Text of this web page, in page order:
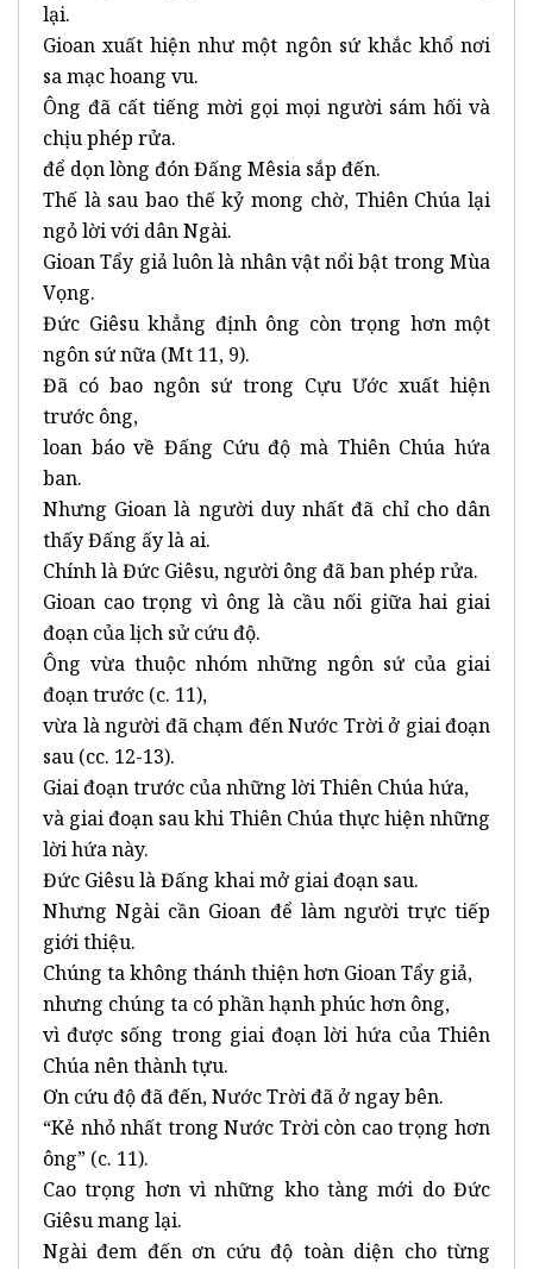
lại.
Gioan xuất hiện như một ngôn sứ khắc khổ nơi
sa mạc hoang vu.
Ông đã cất tiếng mời gọi mọi người sám hối và
chịu phép rửa.
để dọn lòng đón Đấng Mêsia sắp đến.
Thế là sau bao thế kỷ mong chờ, Thiên Chúa lại
ngỏ lời với dân Ngài.
Gioan Tẩy giả luôn là nhân vật nổi bật trong Mùa
Vọng.
Đức Giêsu khẳng định ông còn trọng hơn một
ngôn sứ nữa (Mt 11, 9).
Đã có bao ngôn sứ trong Cựu Ước xuất hiện
trước ông,
loan báo về Đấng Cứu độ mà Thiên Chúa hứa
ban.
Nhưng Gioan là người duy nhất đã chỉ cho dân
thấy Đấng ấy là ai.
Chính là Đức Giêsu, người ông đã ban phép rửa.
Gioan cao trọng vì ông là cầu nối giữa hai giai
đoạn của lịch sử cứu độ.
Ông vừa thuộc nhóm những ngôn sứ của giai
đoạn trước (c. 11),
vừa là người đã chạm đến Nước Trời ở giai đoạn
sau (cc. 12-13).
Giai đoạn trước của những lời Thiên Chúa hứa,
và giai đoạn sau khi Thiên Chúa thực hiện những
lời hứa này.
Đức Giêsu là Đấng khai mở giai đoạn sau.
Nhưng Ngài cần Gioan để làm người trực tiếp
giới thiệu.
Chúng ta không thánh thiện hơn Gioan Tẩy giả,
nhưng chúng ta có phần hạnh phúc hơn ông,
vì được sống trong giai đoạn lời hứa của Thiên
Chúa nên thành tựu.
Ơn cứu độ đã đến, Nước Trời đã ở ngay bên.
“Kẻ nhỏ nhất trong Nước Trời còn cao trọng hơn
ông” (c. 11).
Cao trọng hơn vì những kho tàng mới do Đức
Giêsu mang lại.
Ngài đem đến ơn cứu độ toàn diện cho từng